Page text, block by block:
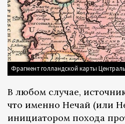
Фрагмент голландской карты
В любом случае,
что именно Нечай (или
инициатором похода